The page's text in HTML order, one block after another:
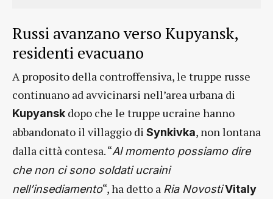
Russi avanzano verso Kupyansk,
residenti evacuano
A proposito della controffensiva, le truppe russe
continuano ad avvicinarsi nell’area urbana di
Kupyansk dopo che le truppe ucraine hanno
abbandonato il villaggio di Synkivka, non lontana
dalla città contesa. “Al momento possiamo dire
che non ci sono soldati ucraini
nell’insediamento“, ha detto a Ria NovostiVitaly